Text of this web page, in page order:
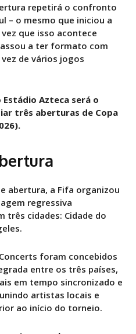
repetirá o confronto
– o mesmo que iniciou a
vez que isso acontece
a ter formato com
de vários jogos
Azteca será o
três aberturas de Copa
abertura, a Fifa organizou
regressiva
três cidades: Cidade do
foram concebidos
entre os três países,
em tempo sincronizado e
artistas locais e
ao início do torneio.